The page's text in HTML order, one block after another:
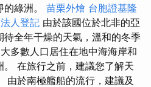
綠洲。 苗栗外燴 台胞證基隆
人登記 由於該國位於北非的亞
全年干燥的天氣，溫和的冬季
大多數人口居住在地中海海岸和
在旅行之前，建議您了解天
由於南極艦船的流行，建議及